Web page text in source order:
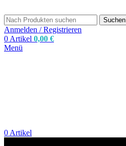
Suchen
Anmelden / Registrieren
0 Artikel 0,00 €
Menü
0 Artikel